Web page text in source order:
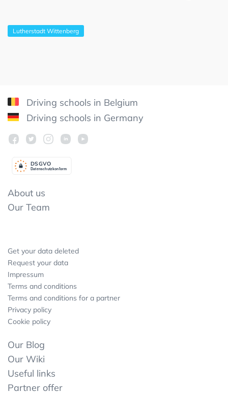
Lutherstadt Wittenberg
Driving schools in Belgium
Driving schools in Germany
Datenschutzkonform
DSGVO
About us
Our Team
Get your data deleted
Request your data
Impressum
Terms and conditions
Terms and conditions for a partner
Privacy policy
Cookie policy
Our Blog
Our Wiki
Useful links
Partner offer